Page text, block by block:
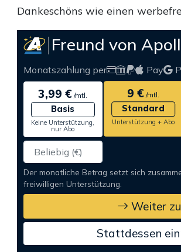
Dankeschöns wie einen
Freund von
Monatszahlung per Pay
3,99 € /mtl.
Basis
Keine Unterstützung,
nur Abo
9 € /mtl.
Standard
Unterstützung + Abo
Der monatliche Betrag setzt sich
freiwilligen Unterstützung.
Weiter
Stattdessen